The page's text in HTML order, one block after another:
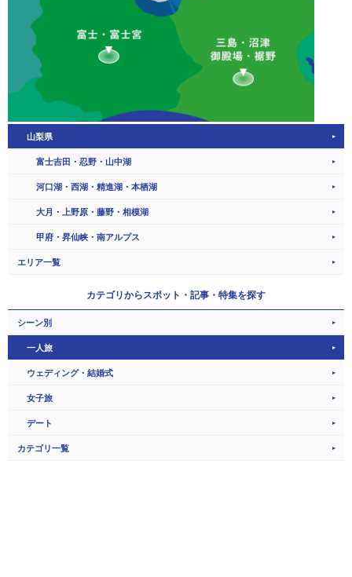
山梨県
富士吉田・忍野・山中湖
河口湖・西湖・精進湖・本栖湖
大月・上野原・藤野・相模湖
甲府・昇仙峡・南アルプス
エリア一覧
カテゴリからスポット・記事・特集を探す
シーン別
一人旅
ウェディング・結婚式
女子旅
デート
カテゴリ一覧